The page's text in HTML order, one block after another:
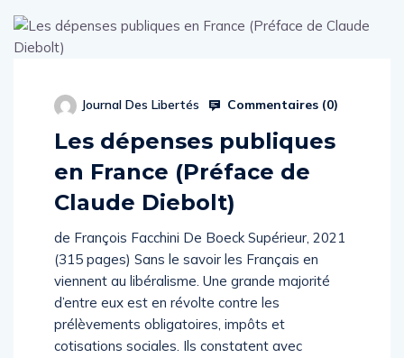
Journal Des Libertés Commentaires (0)
Les dépenses publiques
en France (Préface de
Claude Diebolt)
de François Facchini De Boeck Supérieur, 2021
(315 pages) Sans le savoir les Français en
viennent au libéralisme. Une grande majorité
d’entre eux est en révolte contre les
prélèvements obligatoires, impôts et
cotisations sociales. Ils constatent avec